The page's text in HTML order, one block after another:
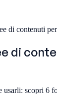
di contenuti
di
usarli: scopri 6